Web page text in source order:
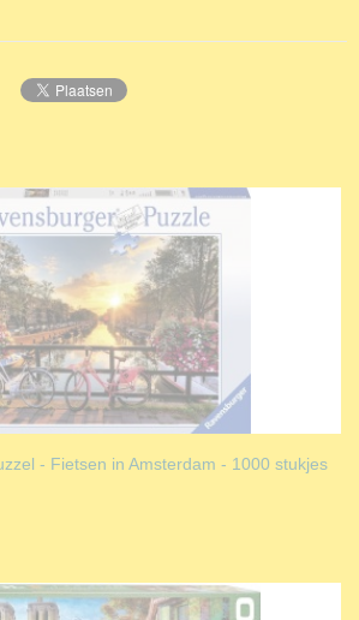
- Fietsen in Amsterdam - 1000 stukjes